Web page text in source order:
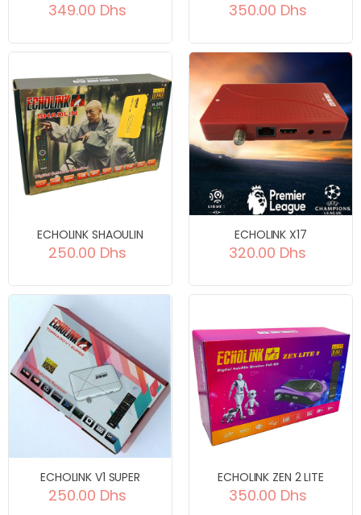
349.00 Dhs 350.00 Dhs
ECHOLINK SHAOULIN
250.00 Dhs
ECHOLINK X17
320.00 Dhs
ECHOLINK V1 SUPER
250.00 Dhs
ECHOLINK ZEN 2 LITE
350.00 Dhs